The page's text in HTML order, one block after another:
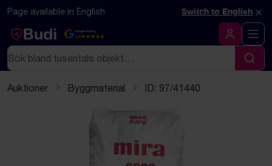
Hoppa till innehåll
Textbaserad (markdown) version av denna sida
Page available in English Switch to English ×
Google Rating
4.5
Logga in
Sök
Sök
Auktioner Byggmaterial ID: 97/41440